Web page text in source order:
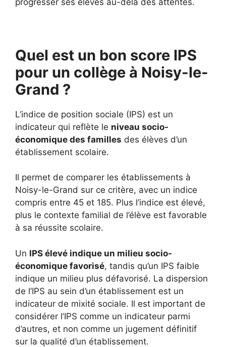
Quel est un bon score IPS
pour un collège à Noisy-le-
Grand ?
L’indice de position sociale (IPS) est un
indicateur qui reflète le niveau socio-
économique des familles des élèves d’un
établissement scolaire.
Il permet de comparer les établissements à
Noisy-le-Grand sur ce critère, avec un indice
compris entre 45 et 185. Plus l’indice est élevé,
plus le contexte familial de l’élève est favorable
à sa réussite scolaire.
Un IPS élevé indique un milieu socio-
économique favorisé, tandis qu’un IPS faible
indique un milieu plus défavorisé. La dispersion
de l’IPS au sein d’un établissement est un
indicateur de mixité sociale. Il est important de
considérer l’IPS comme un indicateur parmi
d’autres, et non comme un jugement définitif
sur la qualité d’un établissement.